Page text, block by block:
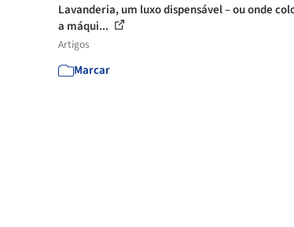
Lavanderia, um luxo dispensável – ou onde
a máqui...
Artigos
Marcar